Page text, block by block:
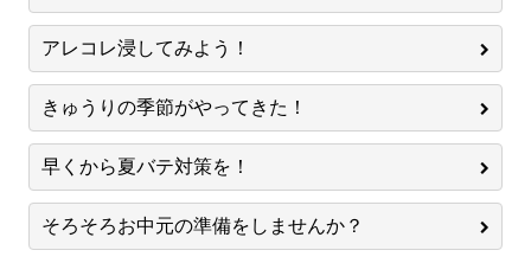
アレコレ浸してみよう！
きゅうりの季節がやってきた！
早くから夏バテ対策を！
そろそろお中元の準備をしませんか？